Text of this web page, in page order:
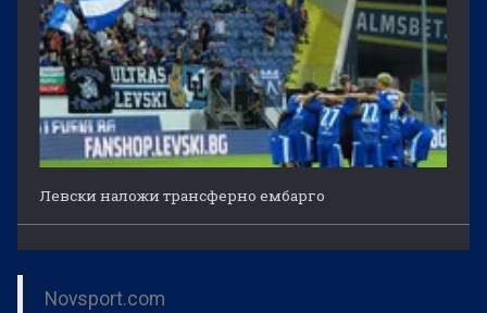
Левски наложи трансферно ембарго
Novsport.com